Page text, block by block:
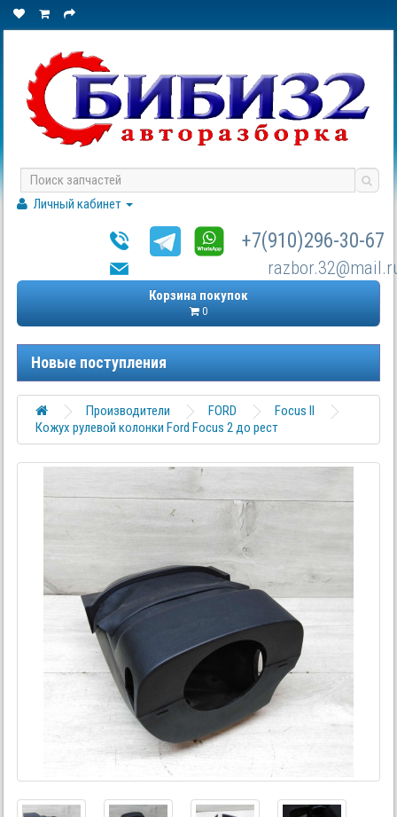
Личный кабинет
+7(910)296-30-67
Корзина покупок
0
Новые поступления
Производители FORD
Focus II
Кожух рулевой колонки Ford Focus 2 до рест